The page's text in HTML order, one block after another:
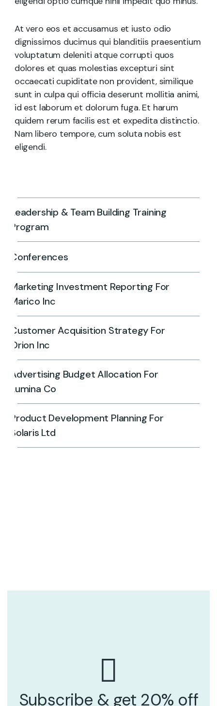
At vero eos et accusamus et iusto odio
dignissimos ducimus qui blanditiis praesentium
voluptatum deleniti atque corrupti quos
dolores et quas molestias excepturi sint
occaecati cupiditate non provident, similique
sunt in culpa qui officia deserunt mollitia animi,
id est laborum et dolorum fuga. Et harum
quidem rerum facilis est et expedita distinctio.
Nam libero tempore, cum soluta nobis est
eligendi.
Leadership & Team Building Training
Program
Conferences
Marketing Investment Reporting For
Marico Inc
Customer Acquisition Strategy For
Orion Inc
Advertising Budget Allocation For
Lumina Co
Product Development Planning For
Solaris Ltd
Subscribe & get 20% off